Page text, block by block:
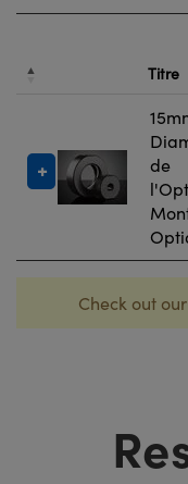
Titre
de
Check out